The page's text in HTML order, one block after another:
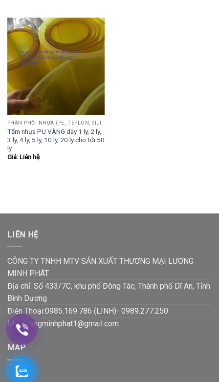
Tấm nhựa PU VÀNG dày 1 ly, 2 ly,
3 ly, 4 ly, 5 ly, 10 ly, 20 ly cho tới 50
ly
Giá: Liên hệ
LIÊN HỆ
CÔNG TY TNHH MTV SẢN XUẤT THƯƠNG MẠI LƯƠNG
MINH PHÁT
Địa chỉ: Số 433/7C, khu phố Đông Tác, Thành phố Dĩ An, Tỉnh
Bình Dương
Điện Thoại:0985.169.786 (LINH)- 0989.277.250
Mail:luongminhphat1@gmail.com
MAP